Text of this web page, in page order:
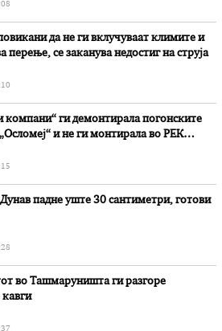
да не ги вклучуваат климите и
перење, се заканува недостиг на струја
компани“ ги демонтирала погонските
и не ги монтирала во РЕК
падне уште 30 сантиметри, готови
во Ташмаруништa ги разгоре
кавги